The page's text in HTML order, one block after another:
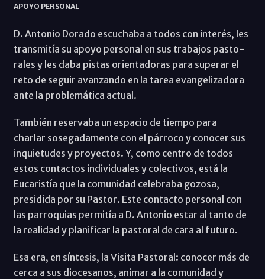
APOYO PERSONAL
D. Antonio Dorado escuchaba a todos con interés, les
transmitía su apoyo personal en sus trabajos pasto-
rales y les daba pistas orientadoras para superar el
reto de seguir avanzando en la tarea evangelizadora
ante la problemática actual.
También reservaba un espacio de tiempo para
charlar sosegadamente con el párroco y conocer sus
inquietudes y proyectos. Y, como centro de todos
estos contactos individuales y colectivos, está la
Eucaristía que la comunidad celebraba gozosa,
presidida por su Pastor. Este contacto personal con
las parroquias permitía a D. Antonio estar al tanto de
la realidad y planificar la pastoral de cara al futuro.
Esa era, en síntesis, la Visita Pastoral: conocer más de
cerca a sus diocesanos, animar a la comunidad y